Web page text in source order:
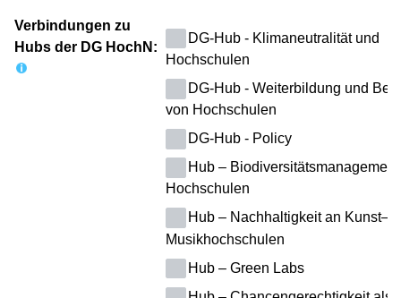
Verbindungen zu
Hubs der DG HochN:
DG-Hub - Klimaneutralität und
Hochschulen
DG-Hub - Weiterbildung und
von Hochschulen
DG-Hub - Policy
Hub –
Hochschulen
Hub – Nachhaltigkeit an Kunst–
Musikhochschulen
Hub – Green Labs